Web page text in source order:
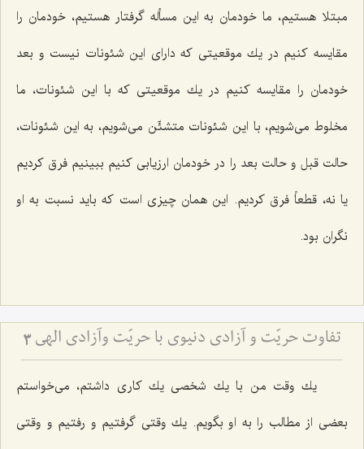
مبتلا هستیم، ما خودمان به این مسأله گرفتار هستیم، خودمان را
مقایسه كنیم در یك موقعیتی كه دارای این شئونات نیست و بعد
خودمان را مقایسه كنیم در یك موقعیتی كه با این شئونات، ما
مخلوط می‌شویم، با این شئونات متشئّن می‌شویم، به این شئونات،
حالت قبل و حالت بعد را در خودمان ارزیابی كنیم ببینیم فرق كردیم
یا نه، قطعاً فرق كردیم. این همان چیزی است كه باید نسبت به او
نگران بود.
تفاوت حریّت و آزادى دنیوى با حریّت وآزادى الهى‏ 3
یك وقت من با یك شخصی یك كاری داشتم، می‌خواستم
بعضی از مطالب را به او بگویم. یك وقتی گرفتیم و رفتیم و وقتی